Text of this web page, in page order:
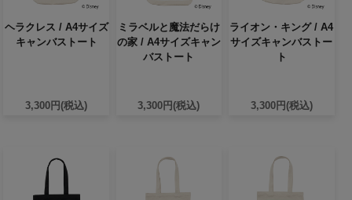
ヘラクレス / A4サイズ
キャンバストート
3,300円(税込)
ミラベルと魔法だらけ
の家 / A4サイズキャン
バストート
3,300円(税込)
ライオン・キング / A4
サイズキャンバストー
ト
3,300円(税込)